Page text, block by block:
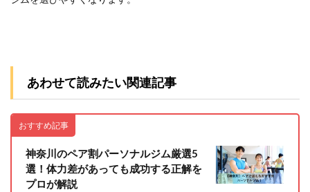
あわせて読みたい関連記事
おすすめ記事
神奈川のペア割パーソナルジム厳選5
選！体力差があっても成功する正解を
プロが解説